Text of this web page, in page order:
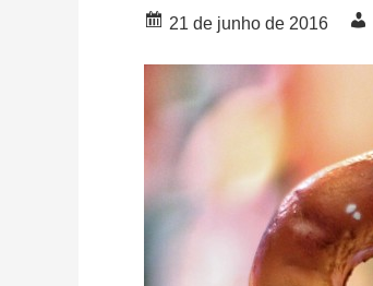
21 de junho de 2016